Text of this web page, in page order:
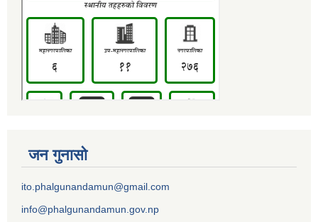
जन गुनासो
ito.phalgunandamun@gmail.com
info@phalgunandamun.gov.np